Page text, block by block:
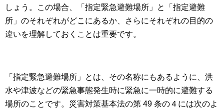
しょう。この場合、「指定緊急避難場所」と「指定避難
所」のそれぞれがどこにあるか、さらにそれぞれの目的の
違いを理解しておくことは重要です。
「指定緊急避難場所」とは、その名称にもあるように、洪
水や津波などの緊急事態発生時に緊急に一時的に避難する
場所のことです。災害対策基本法の第 49 条の４には次のよ